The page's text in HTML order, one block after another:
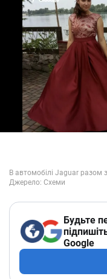
Будьте
Google